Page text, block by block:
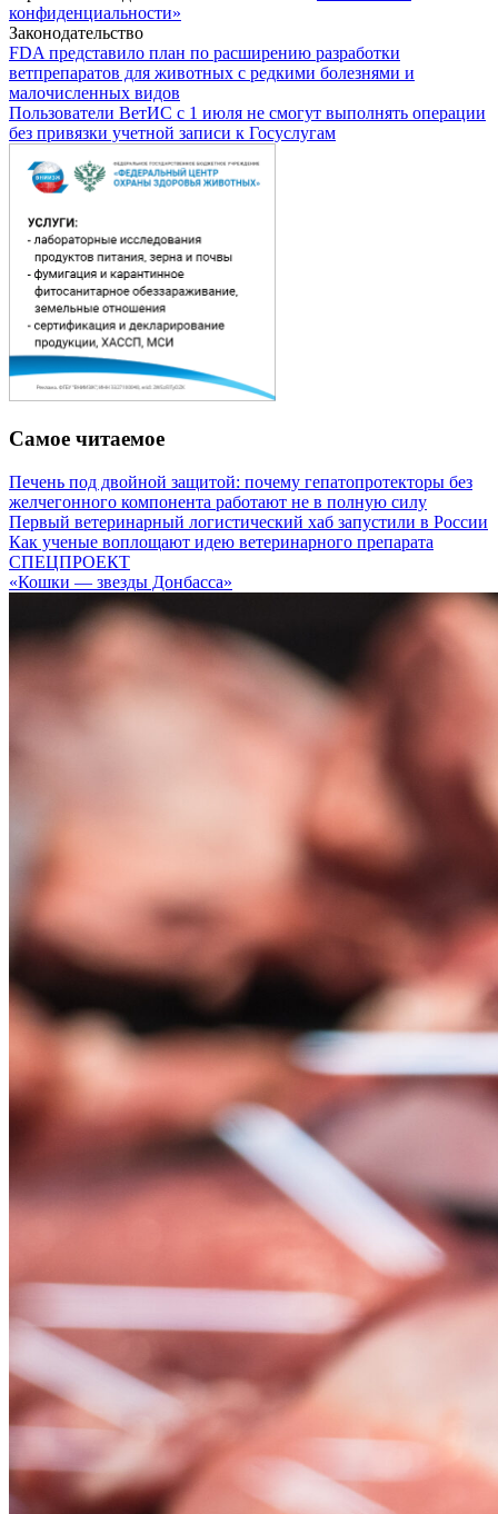
конфиденциальности»
Законодательство
FDA представило план по расширению разработки
ветпрепаратов для животных с редкими болезнями и
малочисленных видов
Пользователи ВетИС с 1 июля не смогут выполнять операции
без привязки учетной записи к Госуслугам
Самое читаемое
Печень под двойной защитой: почему гепатопротекторы без
желчегонного компонента работают не в полную силу
Первый ветеринарный логистический хаб запустили в России
Как ученые воплощают идею ветеринарного препарата
СПЕЦПРОЕКТ
«Кошки — звезды Донбасса»